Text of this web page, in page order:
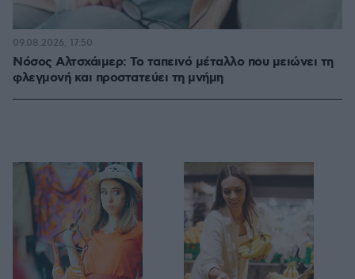
Νόσος Αλτσχάιμερ: Το ταπεινό μέταλλο που μειώνει τη
φλεγμονή και προστατεύει τη μνήμη
09.08.2026, 17:50